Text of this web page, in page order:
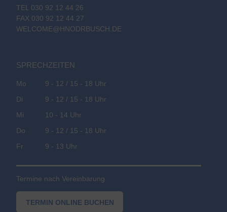
TEL 030 92 12 44 26
FAX 030 92 12 44 27
WELCOME@HNODRBUSCH.DE
SPRECHZEITEN
Mo
9 - 12 / 15 - 18 Uhr
Di
9 - 12 / 15 - 18 Uhr
Mi
10 - 14 Uhr
Do
9 - 12 / 15 - 18 Uhr
Fr
9 - 13 Uhr
Termine nach Vereinbarung
TERMIN ONLINE BUCHEN